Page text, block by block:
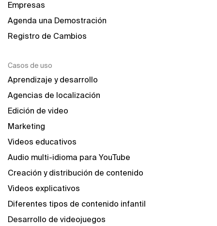
Empresas
Agenda una Demostración
Registro de Cambios
Casos de uso
Aprendizaje y desarrollo
Agencias de localización
Edición de video
Marketing
Videos educativos
Audio multi-idioma para YouTube
Creación y distribución de contenido
Videos explicativos
Diferentes tipos de contenido infantil
Desarrollo de videojuegos